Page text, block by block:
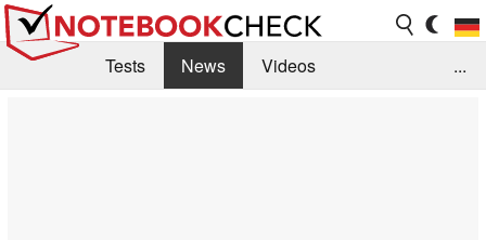
Tests News
Videos
...